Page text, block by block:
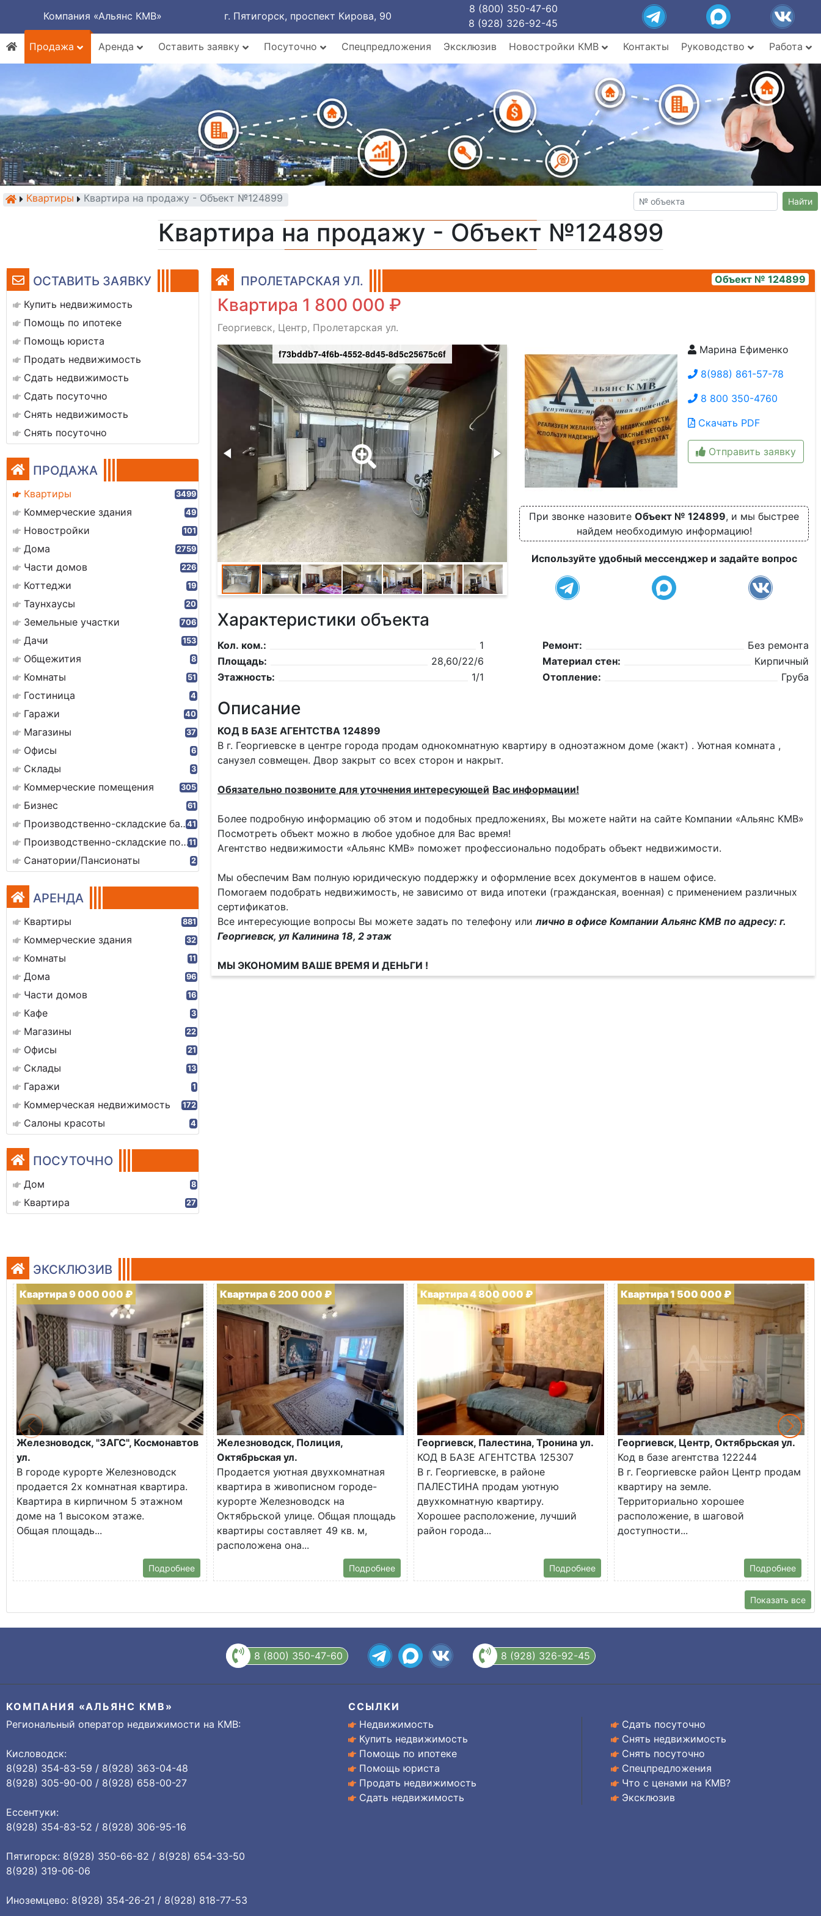
Компания «Альянс КМВ» г. Пятигорск, проспект Кирова, 90
8 (800) 350-47-60
8 (928) 326-92-45
Продажа
Аренда Оставить заявку Посуточно Спецпредложения Эксклюзив Новостройки КМВ Контакты Руководство Работа
Квартиры Квартира на продажу - Объект №124899 Найти
Квартира на продажу - Объект №124899
ОСТАВИТЬ ЗАЯВКУ
Купить недвижимость
Помощь по ипотеке
Помощь юриста
Продать недвижимость
Сдать недвижимость
Сдать посуточно
Снять недвижимость
Снять посуточно
ПРОДАЖА
Квартиры 3499
Коммерческие здания 49
Новостройки 101
Дома 2759
Части домов 226
Коттеджи 19
Таунхаусы 20
Земельные участки 706
Дачи 153
Общежития 8
Комнаты 51
Гостиница 4
Гаражи 40
Магазины 37
Офисы 6
Склады 3
Коммерческие помещения 305
Бизнес 61
Производственно-складские базы41
Производственно-складские помещения11
Санатории/Пансионаты 2
АРЕНДА
Квартиры 881
Коммерческие здания 32
Комнаты 11
Дома 96
Части домов 16
Кафе 3
Магазины 22
Офисы 21
Склады 13
Гаражи 1
Коммерческая недвижимость 172
Салоны красоты 4
ПОСУТОЧНО
Дом 8
Квартира 27
ПРОЛЕТАРСКАЯ УЛ. Объект № 124899
Квартира 1 800 000 ₽
Георгиевск, Центр, Пролетарская ул.
f73bddb7-4f6b-4552-8d45-8d5c25675c6f
9f61-4512-a18e-c69d54f1e684 4bfe7d29-1d9d-49fb-b6c1-53271f70d6a9Марина Ефименко
8(988) 861-57-78
8 800 350-4760
Скачать PDF
Отправить заявку
При звонке назовите Объект № 124899, и мы быстрее
найдем необходимую информацию!
Используйте удобный мессенджер и задайте вопрос
Характеристики объекта
Кол. ком.:
1
Площадь:
28,60/22/6
Этажность:
1/1
Ремонт:
Без ремонта
Материал стен:
Кирпичный
Отопление:
Груба
Описание
КОД В БАЗЕ АГЕНТСТВА 124899
В г. Георгиевске в центре города продам однокомнатную квартиру в одноэтажном доме (жакт) . Уютная комната ,
санузел совмещен. Двор закрыт со всех сторон и накрыт.
Обязательно позвоните для уточнения интересующей Вас информации!
Более подробную информацию об этом и подобных предложениях, Вы можете найти на сайте Компании «Альянс КМВ»
Посмотреть объект можно в любое удобное для Вас время!
Агентство недвижимости «Альянс КМВ» поможет профессионально подобрать объект недвижимости.
Мы обеспечим Вам полную юридическую поддержку и оформление всех документов в нашем офисе.
Помогаем подобрать недвижимость, не зависимо от вида ипотеки (гражданская, военная) с применением различных
сертификатов.
Все интересующие вопросы Вы можете задать по телефону илилично в офисе Компании Альянс КМВ по адресу: г.
Георгиевск, ул Калинина 18, 2 этаж
МЫ ЭКОНОМИМ ВАШЕ ВРЕМЯ И ДЕНЬГИ !
ЭКСКЛЮЗИВ
Квартира 9 000 000 ₽
Железноводск, "ЗАГС", Космонавтов
ул.
В городе курорте Железноводск
продается 2х комнатная квартира.
Квартира в кирпичном 5 этажном
доме на 1 высоком этаже.
Общая площадь...
Подробнее
Квартира 6 200 000 ₽
Железноводск, Полиция,
Октябрьская ул.
Продается уютная двухкомнатная
квартира в живописном городе-
курорте Железноводск на
Октябрьской улице. Общая площадь
квартиры составляет 49 кв. м,
расположена она...
Подробнее
Квартира 4 800 000 ₽
Георгиевск, Палестина, Тронина ул.
КОД В БАЗЕ АГЕНТСТВА 125307
В г. Георгиевске, в районе
ПАЛЕСТИНА продам уютную
двухкомнатную квартиру.
Хорошее расположение, лучший
район города...
Подробнее
Квартира 1 500 000 ₽
Георгиевск, Центр, Октябрьская ул.
Код в базе агентства 122244
В г. Георгиевске район Центр продам
квартиру на земле.
Территориально хорошее
расположение, в шаговой
доступности...
Подробнее
Показать все
8 (800) 350-47-60 8 (928) 326-92-45
КОМПАНИЯ «АЛЬЯНС КМВ»
Региональный оператор недвижимости на КМВ:
Кисловодск:
8(928) 354-83-59 / 8(928) 363-04-48
8(928) 305-90-00 / 8(928) 658-00-27
Ессентуки:
8(928) 354-83-52 / 8(928) 306-95-16
Пятигорск: 8(928) 350-66-82 / 8(928) 654-33-50
8(928) 319-06-06
Иноземцево: 8(928) 354-26-21 / 8(928) 818-77-53
ССЫЛКИ
Недвижимость
Купить недвижимость
Помощь по ипотеке
Помощь юриста
Продать недвижимость
Сдать недвижимость
Сдать посуточно
Снять недвижимость
Снять посуточно
Спецпредложения
Что с ценами на КМВ?
Эксклюзив